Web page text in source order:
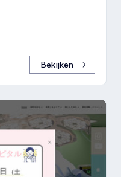
Bekijken